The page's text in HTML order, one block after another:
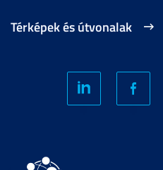
Térképek és útvonalak